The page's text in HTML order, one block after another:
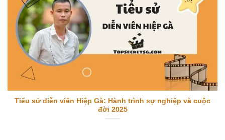
Tiểu sử diễn viên Hiệp Gà: Hành trình sự nghiệp và cuộc
đời 2025